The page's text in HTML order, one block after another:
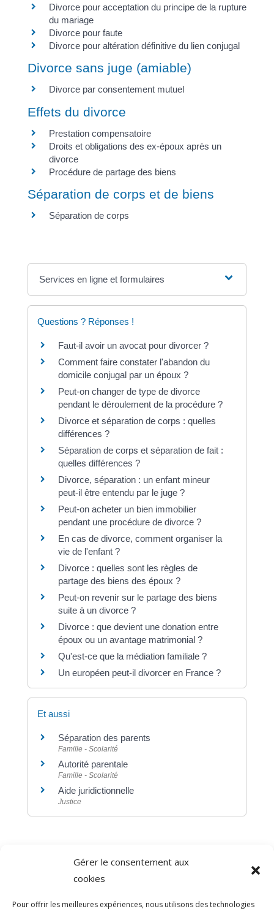
Gérer le consentement aux
cookies
Pour offrir les meilleures expériences, nous utilisons des technologies
Divorce pour acceptation du principe de la rupture
du mariage
Divorce pour faute
Divorce pour altération définitive du lien conjugal
Divorce sans juge (amiable)
Divorce par consentement mutuel
Effets du divorce
Prestation compensatoire
Droits et obligations des ex-époux après un
divorce
Procédure de partage des biens
Séparation de corps et de biens
Séparation de corps
Services en ligne et formulaires
Questions ? Réponses !
Faut-il avoir un avocat pour divorcer ?
Comment faire constater l'abandon du
domicile conjugal par un époux ?
Peut-on changer de type de divorce
pendant le déroulement de la procédure ?
Divorce et séparation de corps : quelles
différences ?
Séparation de corps et séparation de fait :
quelles différences ?
Divorce, séparation : un enfant mineur
peut-il être entendu par le juge ?
Peut-on acheter un bien immobilier
pendant une procédure de divorce ?
En cas de divorce, comment organiser la
vie de l'enfant ?
Divorce : quelles sont les règles de
partage des biens des époux ?
Peut-on revenir sur le partage des biens
suite à un divorce ?
Divorce : que devient une donation entre
époux ou un avantage matrimonial ?
Qu'est-ce que la médiation familiale ?
Un européen peut-il divorcer en France ?
Et aussi
Séparation des parents
Famille - Scolarité
Autorité parentale
Famille - Scolarité
Aide juridictionnelle
Justice
Direction de l'information légale et administrative
comarquage developpé par